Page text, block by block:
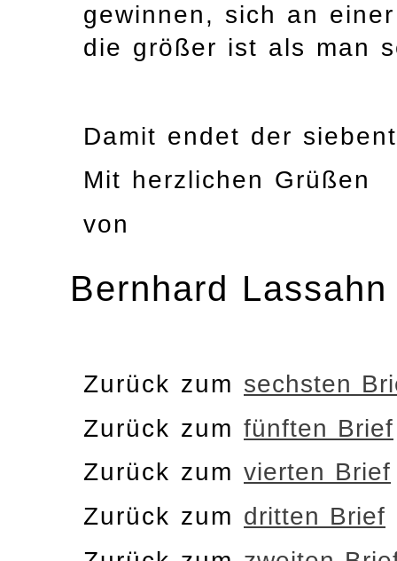
gewinnen, sich an
die größer ist als man
Damit endet der
Mit herzlichen Grüßen
von
Bernhard Lassahn
Zurück zum sechsten
Zurück zum fünften Brief
Zurück zum vierten Brief
Zurück zum dritten Brief